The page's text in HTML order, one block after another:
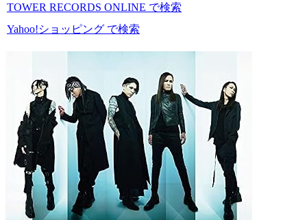
TOWER RECORDS ONLINE で検索
Yahoo!ショッピング で検索